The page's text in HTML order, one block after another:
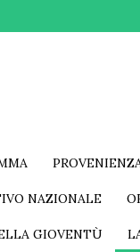
NAZIONALE
GIOVENTÙ